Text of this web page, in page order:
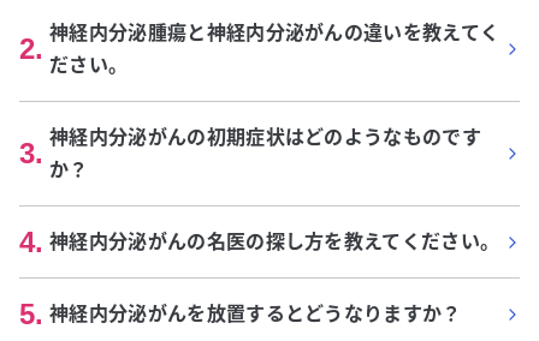
2. 神経内分泌腫瘍と神経内分泌がんの違いを教えてく
ださい。
3. 神経内分泌がんの初期症状はどのようなものです
か？
4. 神経内分泌がんの名医の探し方を教えてください。
5. 神経内分泌がんを放置するとどうなりますか？